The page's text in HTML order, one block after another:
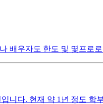
배우자도 한도 및 몇프로
니다. 현재 약 1년 정도